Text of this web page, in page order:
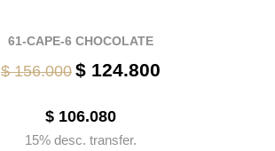
61-CAPE-6 CHOCOLATE
$ 156.000 $ 124.800
$ 106.080
15% desc. transfer.